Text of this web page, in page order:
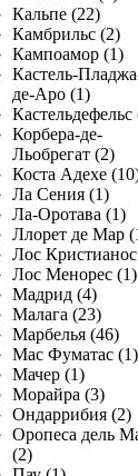
Кальпе (22)
Камбрильс (2)
Кампоамор (1)
Кастель-
де-Аро (1)
Кастельдефельс
Корбера-де-
Льобрегат (2)
Коста Адехе
Ла Сения (1)
Ла-Оротава (1)
Ллорет де Мар
Лос
Лос Менорес (1)
Мадрид (4)
Малага (23)
Марбелья (46)
Мас Фуматас (1)
Мачер (1)
Морайра (3)
Ондаррибия (2)
Оропеса дель
(2)